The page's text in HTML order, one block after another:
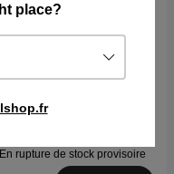
place?
à ressort
En rupture de stock provisoire